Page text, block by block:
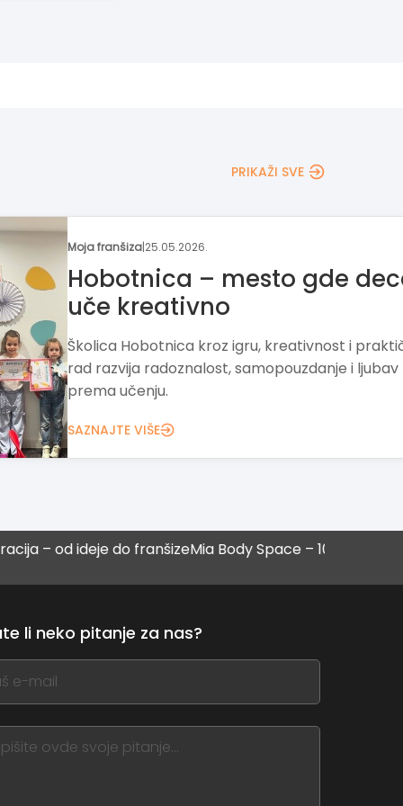
PRIKAŽI SVE
Franšiza za razvoj
funkcionalnog znanja kod
dece
„ZNAM ZA VIŠE“ razvija način učenja i
dece kroz funkcionalno znanje i veštine.
model uz podršku omogućava pokretanje
do franšizeMia Body Space – 10 uspešnih franšiza
li neko pitanje za nas?